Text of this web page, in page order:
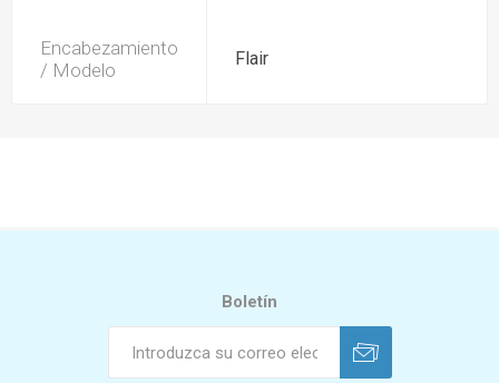
Encabezamiento
/ Modelo
Flair
Boletín